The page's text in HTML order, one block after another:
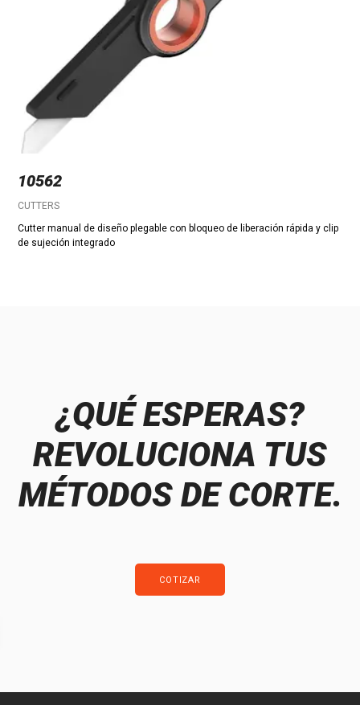
10562
CUTTERS
Cutter manual de diseño plegable con bloqueo de liberación rápida y clip
de sujeción integrado
¿QUÉ ESPERAS?
REVOLUCIONA TUS
MÉTODOS DE CORTE.
COTIZAR